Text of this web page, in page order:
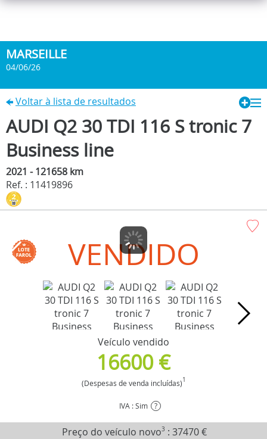
MARSEILLE
04/06/26
Voltar à lista de resultados
AUDI Q2 30 TDI 116 S tronic 7
Business line
2021 - 121658 km
Ref. : 11419896
VENDIDO
Veículo vendido
16600 €
(Despesas de venda incluídas)1
IVA : Sim ?
Preço do veículo novo3 : 37470 €